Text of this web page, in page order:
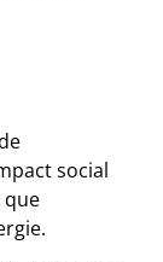
social
que